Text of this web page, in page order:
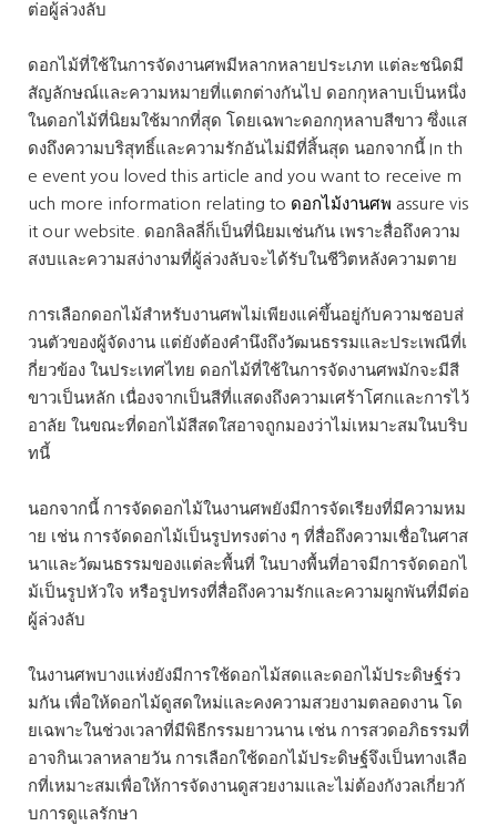
ต่อผู้ล่วงลับ
ดอกไม้ที่ใช้ในการจัดงานศพมีหลากหลายประเภท แต่ละชนิดมี
สัญลักษณ์และความหมายที่แตกต่างกันไป ดอกกุหลาบเป็นหนึ่ง
ในดอกไม้ที่นิยมใช้มากที่สุด โดยเฉพาะดอกกุหลาบสีขาว ซึ่งแส
ดงถึงความบริสุทธิ์และความรักอันไม่มีที่สิ้นสุด นอกจากนี้ In th
e event you loved this article and you want to receive m
uch more information relating to ดอกไม้งานศพ assure vis
it our website. ดอกลิลลี่ก็เป็นที่นิยมเช่นกัน เพราะสื่อถึงความ
สงบและความสง่างามที่ผู้ล่วงลับจะได้รับในชีวิตหลังความตาย
การเลือกดอกไม้สำหรับงานศพไม่เพียงแค่ขึ้นอยู่กับความชอบส่
วนตัวของผู้จัดงาน แต่ยังต้องคำนึงถึงวัฒนธรรมและประเพณีที่เ
กี่ยวข้อง ในประเทศไทย ดอกไม้ที่ใช้ในการจัดงานศพมักจะมีสี
ขาวเป็นหลัก เนื่องจากเป็นสีที่แสดงถึงความเศร้าโศกและการไว้
อาลัย ในขณะที่ดอกไม้สีสดใสอาจถูกมองว่าไม่เหมาะสมในบริบ
ทนี้
นอกจากนี้ การจัดดอกไม้ในงานศพยังมีการจัดเรียงที่มีความหม
าย เช่น การจัดดอกไม้เป็นรูปทรงต่าง ๆ ที่สื่อถึงความเชื่อในศาส
นาและวัฒนธรรมของแต่ละพื้นที่ ในบางพื้นที่อาจมีการจัดดอกไ
ม้เป็นรูปหัวใจ หรือรูปทรงที่สื่อถึงความรักและความผูกพันที่มีต่อ
ผู้ล่วงลับ
ในงานศพบางแห่งยังมีการใช้ดอกไม้สดและดอกไม้ประดิษฐ์ร่ว
มกัน เพื่อให้ดอกไม้ดูสดใหม่และคงความสวยงามตลอดงาน โด
ยเฉพาะในช่วงเวลาที่มีพิธีกรรมยาวนาน เช่น การสวดอภิธรรมที่
อาจกินเวลาหลายวัน การเลือกใช้ดอกไม้ประดิษฐ์จึงเป็นทางเลือ
กที่เหมาะสมเพื่อให้การจัดงานดูสวยงามและไม่ต้องกังวลเกี่ยวกั
บการดูแลรักษา